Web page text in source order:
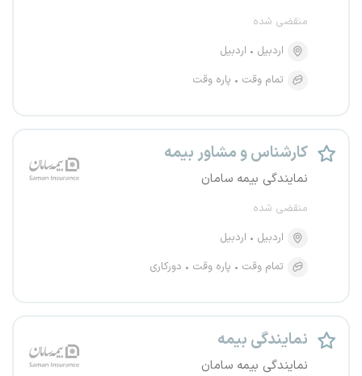
منقضی شده
اردبیل
اردبیل
تمام وقت
پاره وقت
کارشناس و مشاور بیمه
نمایندگی بیمه سامان
منقضی شده
اردبیل
اردبیل
تمام وقت
پاره وقت دورکاری
نمایندگی بیمه
نمایندگی بیمه سامان